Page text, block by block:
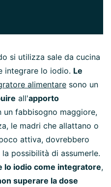
si utilizza sale da cucina
integrare lo iodio. Le
alimentare sono un
all'apporto
un fabbisogno maggiore,
le madri che allattano o
attiva, dovrebbero
possibilità di assumerle.
lo iodio come integratore,
superare la dose